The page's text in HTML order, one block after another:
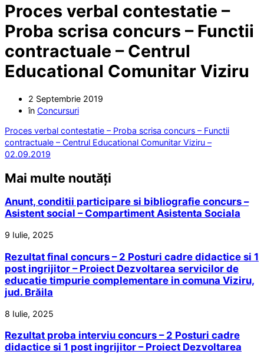
Proces verbal contestatie –
Proba scrisa concurs – Functii
contractuale – Centrul
Educational Comunitar Viziru
2 Septembrie 2019
în Concursuri
Proces verbal contestatie – Proba scrisa concurs – Functii
contractuale – Centrul Educational Comunitar Viziru –
02.09.2019
Mai multe noutăți
Anunt, conditii participare si bibliografie concurs –
Asistent social – Compartiment Asistenta Sociala
9 Iulie, 2025
Rezultat final concurs – 2 Posturi cadre didactice si 1
post ingrijitor – Proiect Dezvoltarea servicilor de
educatie timpurie complementare in comuna Viziru,
jud. Brăila
8 Iulie, 2025
Rezultat proba interviu concurs – 2 Posturi cadre
didactice si 1 post ingrijitor – Proiect Dezvoltarea